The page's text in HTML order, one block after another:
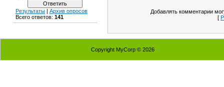
Результаты | Архив опросов
Всего ответов: 141
Добавлять комментарии
[
Copyright MyCorp © 2026